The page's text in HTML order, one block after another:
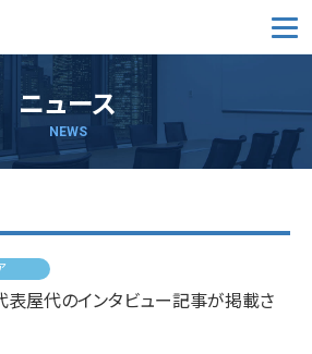
メ
ニュース
NEWS
屋代のインタビュー記事が掲載さ